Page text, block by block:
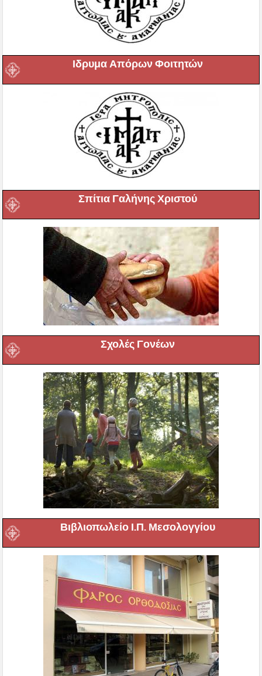
Ιδρυμα Απόρων Φοιτητών
Σπίτια Γαλήνης Χριστού
Σχολές Γονέων
Βιβλιοπωλείο Ι.Π. Μεσολογγίου